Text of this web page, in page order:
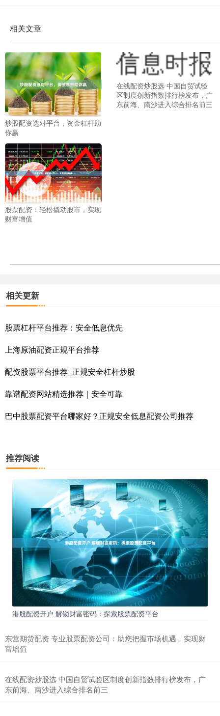
相关文章
炒股配资选对平台，资金杠杆助
你赢
在线配资炒股选 中国自贸试验
区制度创新指数排行榜发布，广
东前海、南沙进入综合排名前三
股票配资：轻松撬动股市，实现
财富增值
相关更新
股票杠杆平台推荐：安全低息优先
上海原油配资正规平台推荐
配资股票平台推荐_正规安全杠杆炒股
靠谱配资网站精选推荐｜安全可靠
巴中股票配资平台哪家好？正规安全低息配资公司推荐
推荐阅读
港股配资开户 解锁财富密码：探索股票配资平台
东营期货配资 专业股票配资公司：助您把握市场机遇，实现财
富增值
在线配资炒股选 中国自贸试验区制度创新指数排行榜发布，广
东前海、南沙进入综合排名前三